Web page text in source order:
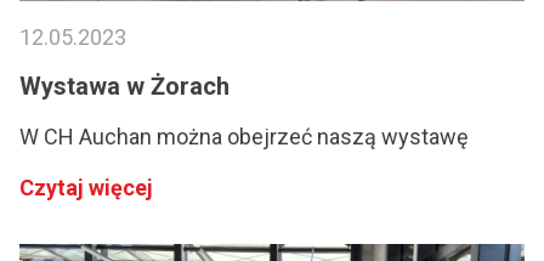
12.05.2023
Wystawa w Żorach
W CH Auchan można obejrzeć naszą wystawę
Czytaj więcej